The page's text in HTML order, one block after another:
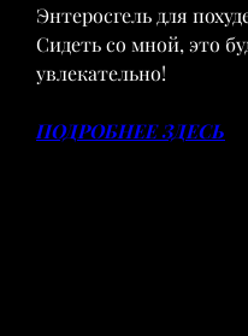
Энтеросгель для
Сидеть со мной, это
увлекательно!
ПОДРОБНЕЕ ЗДЕСЬ